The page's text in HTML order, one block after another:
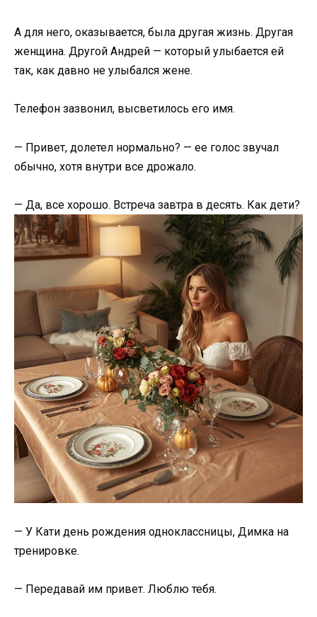
А для него, оказывается, была другая жизнь. Другая
женщина. Другой Андрей — который улыбается ей
так, как давно не улыбался жене.
Телефон зазвонил, высветилось его имя.
— Привет, долетел нормально? — ее голос звучал
обычно, хотя внутри все дрожало.
— Да, все хорошо. Встреча завтра в десять. Как дети?
— У Кати день рождения одноклассницы, Димка на
тренировке.
— Передавай им привет. Люблю тебя.